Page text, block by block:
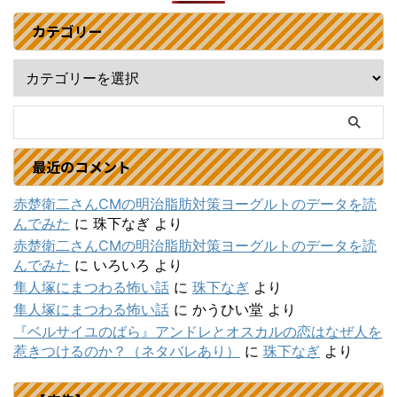
カテゴリー
最近のコメント
赤楚衛二さんCMの明治脂肪対策ヨーグルトのデータを読
んでみた に 珠下なぎ より
赤楚衛二さんCMの明治脂肪対策ヨーグルトのデータを読
んでみた に いろいろ より
隼人塚にまつわる怖い話 に 珠下なぎ より
隼人塚にまつわる怖い話 に かうひい堂 より
『ベルサイユのばら』アンドレとオスカルの恋はなぜ人を
惹きつけるのか？（ネタバレあり）
に 珠下なぎ より